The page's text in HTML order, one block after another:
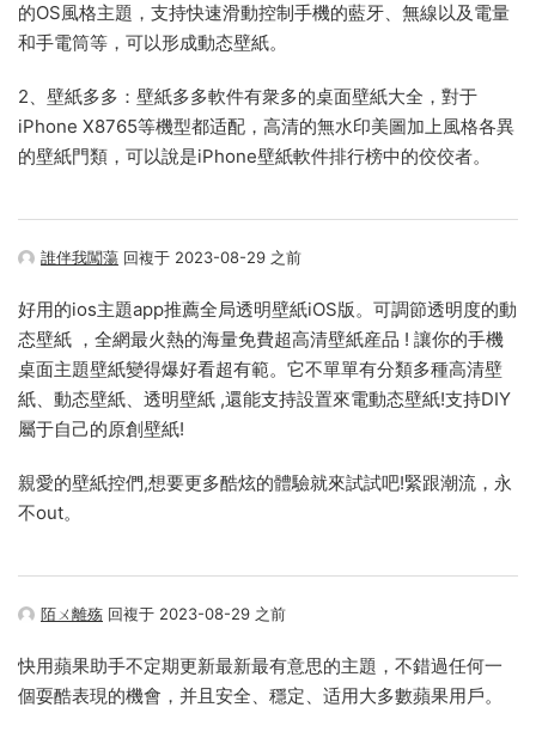
的OS風格主題，支持快速滑動控制手機的藍牙、無線以及電量
和手電筒等，可以形成動态壁紙。
2、壁紙多多：壁紙多多軟件有衆多的桌面壁紙大全，對于
iPhone X8765等機型都适配，高清的無水印美圖加上風格各異
的壁紙門類，可以說是iPhone壁紙軟件排行榜中的佼佼者。
誰伴我闖蕩 回複于 2023-08-29 之前
好用的ios主題app推薦全局透明壁紙iOS版。可調節透明度的動
态壁紙 ，全網最火熱的海量免費超高清壁紙産品 ! 讓你的手機
桌面主題壁紙變得爆好看超有範。它不單單有分類多種高清壁
紙、動态壁紙、透明壁紙 ,還能支持設置來電動态壁紙!支持DIY
屬于自己的原創壁紙!
親愛的壁紙控們,想要更多酷炫的體驗就來試試吧!緊跟潮流，永
不out。
陌ㄨ離殇 回複于 2023-08-29 之前
快用蘋果助手不定期更新最新最有意思的主題，不錯過任何一
個耍酷表現的機會，并且安全、穩定、适用大多數蘋果用戶。